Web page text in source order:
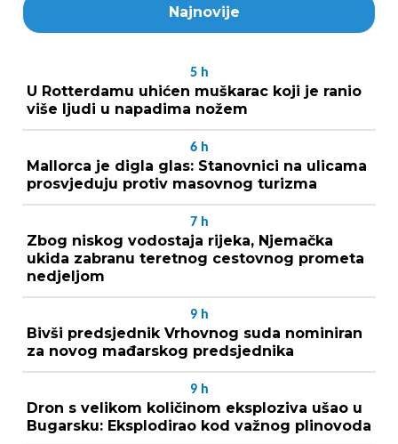
Najnovije
5 h
U Rotterdamu uhićen muškarac koji je ranio
više ljudi u napadima nožem
6 h
Mallorca je digla glas: Stanovnici na ulicama
prosvjeduju protiv masovnog turizma
7 h
Zbog niskog vodostaja rijeka, Njemačka
ukida zabranu teretnog cestovnog prometa
nedjeljom
9 h
Bivši predsjednik Vrhovnog suda nominiran
za novog mađarskog predsjednika
9 h
Dron s velikom količinom eksploziva ušao u
Bugarsku: Eksplodirao kod važnog plinovoda